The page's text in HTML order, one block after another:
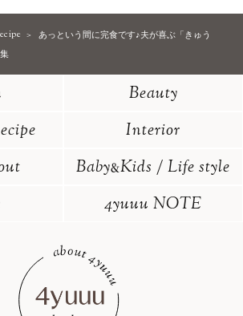
あっという間に完食です♪夫が喜ぶ「きゅう
Beauty
Interior
Baby&Kids / Life style
4yuuu NOTE